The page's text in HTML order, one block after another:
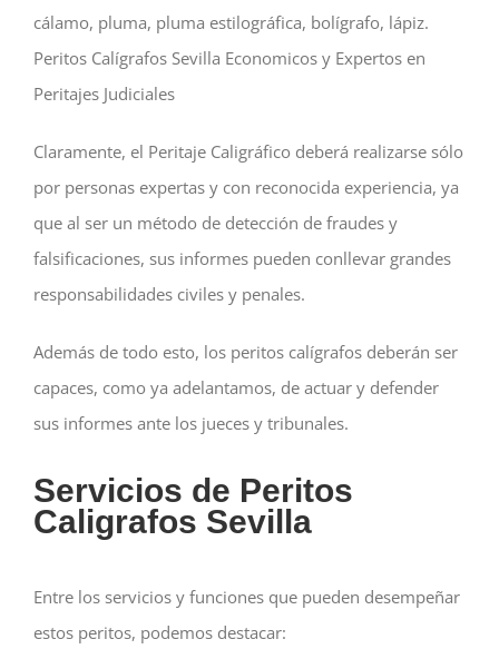
cálamo, pluma, pluma estilográfica, bolígrafo, lápiz.
Peritos Calígrafos Sevilla Economicos y Expertos en
Peritajes Judiciales
Claramente, el Peritaje Caligráfico deberá realizarse sólo
por personas expertas y con reconocida experiencia, ya
que al ser un método de detección de fraudes y
falsificaciones, sus informes pueden conllevar grandes
responsabilidades civiles y penales.
Además de todo esto, los peritos calígrafos deberán ser
capaces, como ya adelantamos, de actuar y defender
sus informes ante los jueces y tribunales.
Servicios de Peritos
Caligrafos Sevilla
Entre los servicios y funciones que pueden desempeñar
estos peritos, podemos destacar: